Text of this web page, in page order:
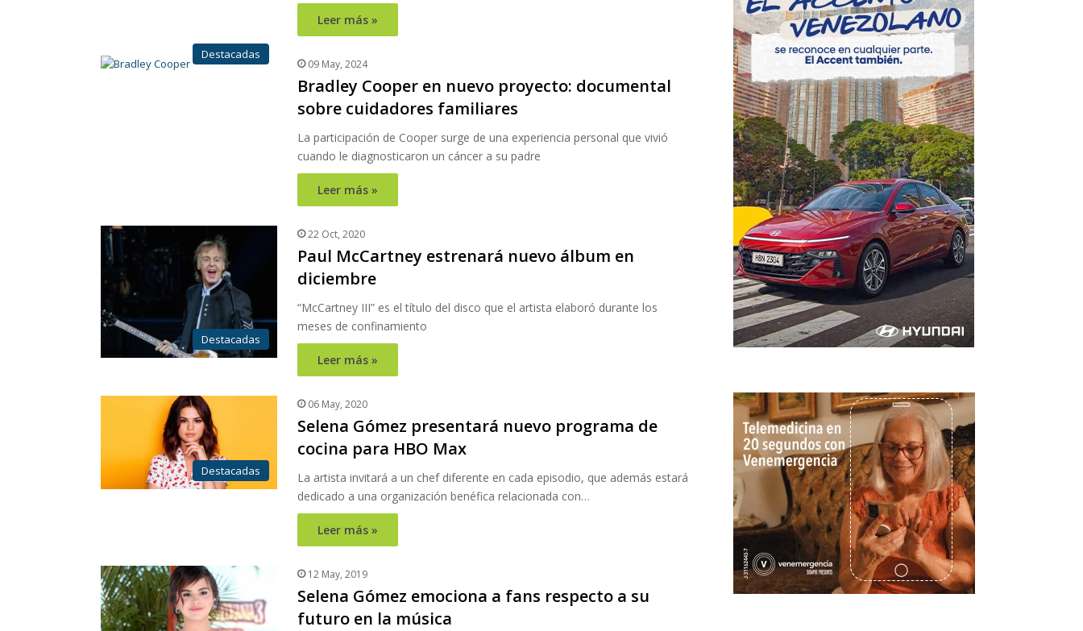
Leer más »
Destacadas
09 May, 2024
Bradley Cooper en nuevo proyecto: documental
sobre cuidadores familiares
La participación de Cooper surge de una experiencia personal que vivió
cuando le diagnosticaron un cáncer a su padre
Leer más »
Destacadas
22 Oct, 2020
Paul McCartney estrenará nuevo álbum en
diciembre
“McCartney III” es el título del disco que el artista elaboró durante los
meses de confinamiento
Leer más »
Destacadas
06 May, 2020
Selena Gómez presentará nuevo programa de
cocina para HBO Max
La artista invitará a un chef diferente en cada episodio, que además estará
dedicado a una organización benéfica relacionada con…
Leer más »
12 May, 2019
Selena Gómez emociona a fans respecto a su
futuro en la música